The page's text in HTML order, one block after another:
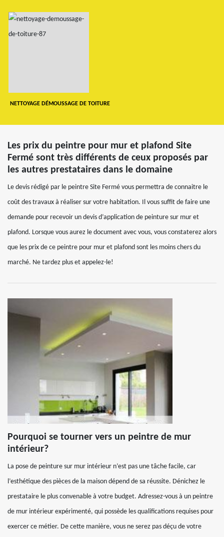
NETTOYAGE DÉMOUSSAGE DE TOITURE
Les prix du peintre pour mur et plafond Site
Fermé sont très différents de ceux proposés par
les autres prestataires dans le domaine
Le devis rédigé par le peintre Site Fermé vous permettra de connaitre le
coût des travaux à réaliser sur votre habitation. Il vous suffit de faire une
demande pour recevoir un devis d’application de peinture sur mur et
plafond. Lorsque vous aurez le document avec vous, vous constaterez alors
que les prix de ce peintre pour mur et plafond sont les moins chers du
marché. Ne tardez plus et appelez-le!
Pourquoi se tourner vers un peintre de mur
intérieur?
La pose de peinture sur mur intérieur n’est pas une tâche facile, car
l’esthétique des pièces de la maison dépend de sa réussite. Dénichez le
prestataire le plus convenable à votre budget. Adressez-vous à un peintre
de mur intérieur expérimenté, qui possède les qualifications requises pour
exercer ce métier. De cette manière, vous ne serez pas déçu de votre